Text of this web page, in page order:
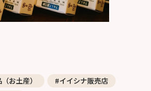
お土産）
#イイシナ販売店